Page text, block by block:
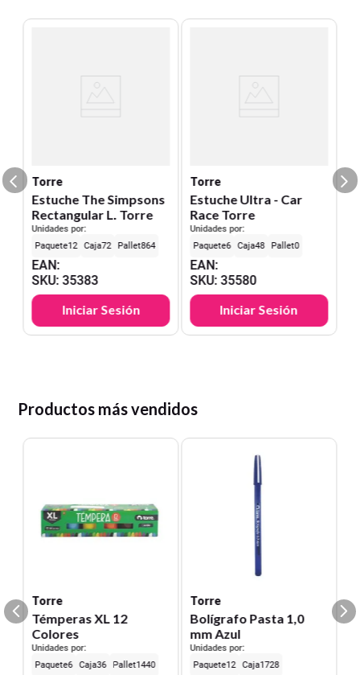
Torre
Estuche The Simpsons
Rectangular L. Torre
Unidades por:
12
72 864
EAN:
SKU:35383
Iniciar Sesión
Torre
Estuche Ultra - Car
Race Torre
Unidades por:
6
48 0
EAN:
SKU:35580
Iniciar Sesión
Productos más vendidos
Torre
Témperas XL 12
Colores
Unidades por:
6
36 1440
Torre
Bolígrafo Pasta 1,0
mm Azul
Unidades por:
12
1728